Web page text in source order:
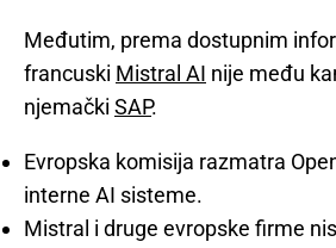
Međutim, prema dostupnim
francuski Mistral AI nije među
njemački SAP.
Evropska komisija razmatra
interne AI sisteme.
Mistral i druge evropske firme